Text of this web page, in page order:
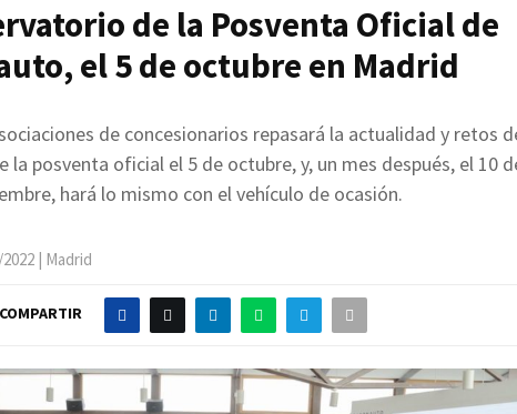
de la Posventa Oficial de
el 5 de octubre en Madrid
de concesionarios repasará la actualidad y retos
posventa oficial el 5 de octubre, y, un mes después, el 10
hará lo mismo con el vehículo de ocasión.
| Madrid
COMPARTIR